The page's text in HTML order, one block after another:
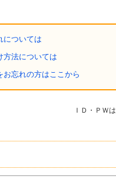
については
方法については
お忘れの方はここから
ＩＤ・ＰＷは